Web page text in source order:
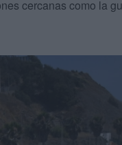
cercanas como la